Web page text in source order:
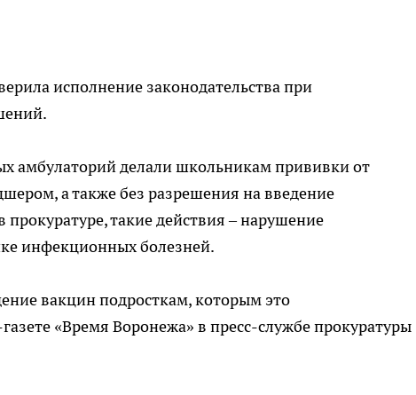
исполнение законодательства при
амбулаторий делали школьникам прививки от
а также без разрешения на введение
такие действия – нарушение
инфекционных болезней.
вакцин подросткам, которым это
«Время Воронежа» в пресс-службе прокуратуры